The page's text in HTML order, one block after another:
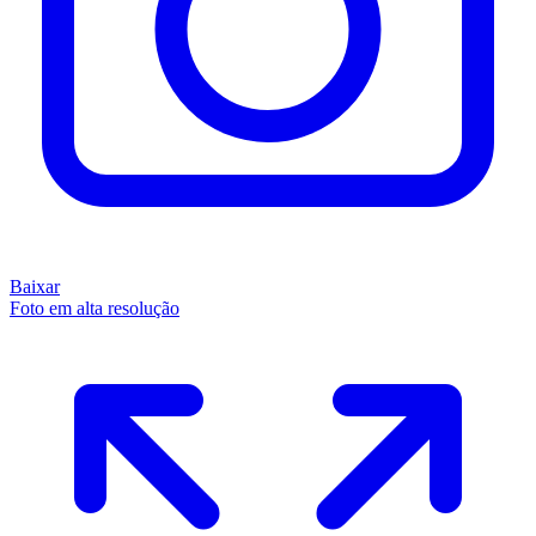
Baixar
Foto em alta resolução